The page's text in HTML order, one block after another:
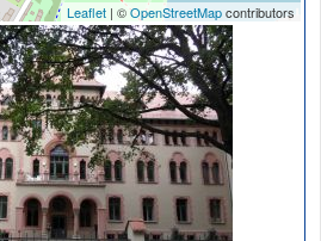
Leaflet | ©OpenStreetMapcontributors